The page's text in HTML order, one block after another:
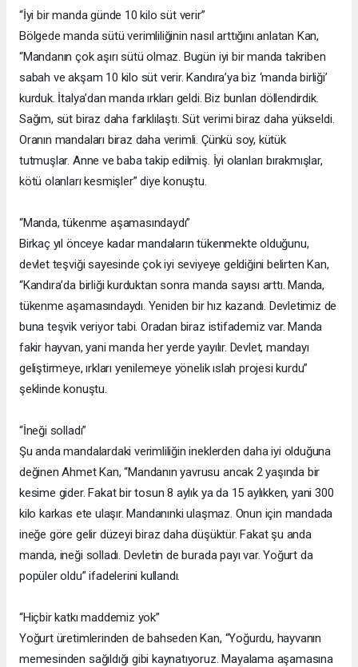
“İyi bir manda günde 10 kilo süt verir”
Bölgede manda sütü verimliliğinin nasıl arttığını anlatan Kan,
“Mandanın çok aşırı sütü olmaz. Bugün iyi bir manda takriben
sabah ve akşam 10 kilo süt verir. Kandıra’ya biz ‘manda birliği’
kurduk. İtalya’dan manda ırkları geldi. Biz bunları döllendirdik.
Sağım, süt biraz daha farklılaştı. Süt verimi biraz daha yükseldi.
Oranın mandaları biraz daha verimli. Çünkü soy, kütük
tutmuşlar. Anne ve baba takip edilmiş. İyi olanları bırakmışlar,
kötü olanları kesmişler” diye konuştu.
“Manda, tükenme aşamasındaydı”
Birkaç yıl önceye kadar mandaların tükenmekte olduğunu,
devlet teşviği sayesinde çok iyi seviyeye geldiğini belirten Kan,
“Kandıra’da birliği kurduktan sonra manda sayısı arttı. Manda,
tükenme aşamasındaydı. Yeniden bir hız kazandı. Devletimiz de
buna teşvik veriyor tabi. Oradan biraz istifademiz var. Manda
fakir hayvan, yani manda her yerde yayılır. Devlet, mandayı
geliştirmeye, ırkları yenilemeye yönelik ıslah projesi kurdu”
şeklinde konuştu.
“İneği solladı”
Şu anda mandalardaki verimliliğin ineklerden daha iyi olduğuna
değinen Ahmet Kan, “Mandanın yavrusu ancak 2 yaşında bir
kesime gider. Fakat bir tosun 8 aylık ya da 15 aylıkken, yani 300
kilo karkas ete ulaşır. Mandanınki ulaşmaz. Onun için mandada
ineğe göre gelir düzeyi biraz daha düşüktür. Fakat şu anda
manda, ineği solladı. Devletin de burada payı var. Yoğurt da
popüler oldu” ifadelerini kullandı.
“Hiçbir katkı maddemiz yok”
Yoğurt üretimlerinden de bahseden Kan, “Yoğurdu, hayvanın
memesinden sağıldığı gibi kaynatıyoruz. Mayalama aşamasına